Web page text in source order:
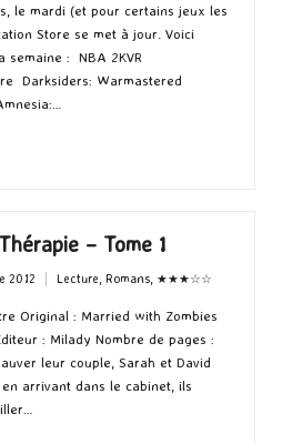
le mardi (et pour certains jeux les
Store se met à jour. Voici
semaine : NBA 2KVR
Darksiders: Warmastered
– Tome 1
2012
in
Lecture, Romans, ★★★☆☆
Original : Married with Zombies
: Milady Nombre de pages :
leur couple, Sarah et David
arrivant dans le cabinet, ils